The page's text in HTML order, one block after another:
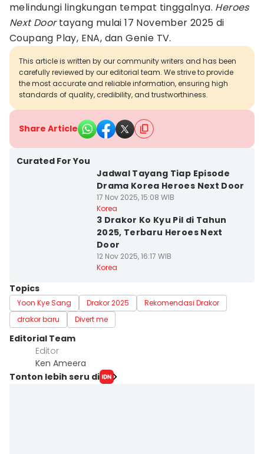
melindungi lingkungan tempat tinggalnya. Heroes
Next Doortayang mulai 17 November 2025 di
Coupang Play, ENA, dan Genie TV.
This article is written by our community writers and has been
carefully reviewed by our editorial team. We strive to provide
the most accurate and reliable information, ensuring high
standards of quality, credibility, and trustworthiness.
Share Article
Curated For You
Jadwal Tayang Tiap Episode
Drama Korea Heroes Next Door
17 Nov 2025, 15:08 WIB
Korea
3 Drakor Ko Kyu Pil di Tahun
2025, Terbaru Heroes Next
Door
12 Nov 2025, 16:17 WIB
Korea
Topics
Yoon Kye Sang Drakor 2025
Rekomendasi Drakor
drakor baru
Divert me
Editorial Team
Editor
Ken Ameera
Tonton lebih seru di